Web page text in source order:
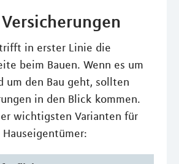
in erster Linie die
beim Bauen. Wenn es um
um den Bau geht, sollten
in den Blick kommen.
wichtigsten Varianten für
Hauseigentümer: